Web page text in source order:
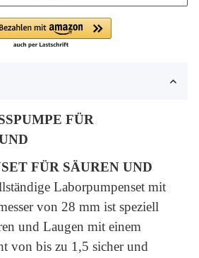
FÜR
FÜR SÄUREN UND
Laborpumpenset mit
von 28 mm ist speziell
und Laugen mit einem
von bis zu 1,5 sicher und